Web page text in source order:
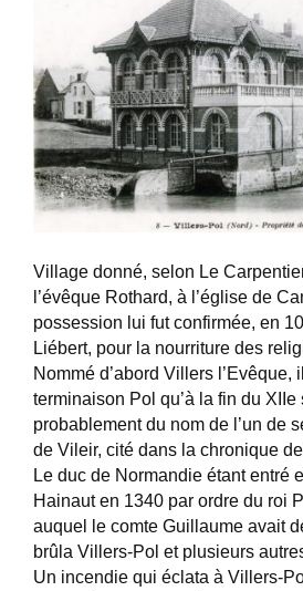
Village donné, selon Le
l’évêque Rothard, à l’église de
possession lui fut confirmée, en
Liébert, pour la nourriture des
Nommé d’abord Villers l’Evêque,
terminaison Pol qu’à la fin du XIIe
probablement du nom de l’un de
de Vileir, cité dans la chronique
Le duc de Normandie étant entré
Hainaut en 1340 par ordre du roi
auquel le comte Guillaume avait
brûla Villers-Pol et plusieurs
Un incendie qui éclata à Villers-